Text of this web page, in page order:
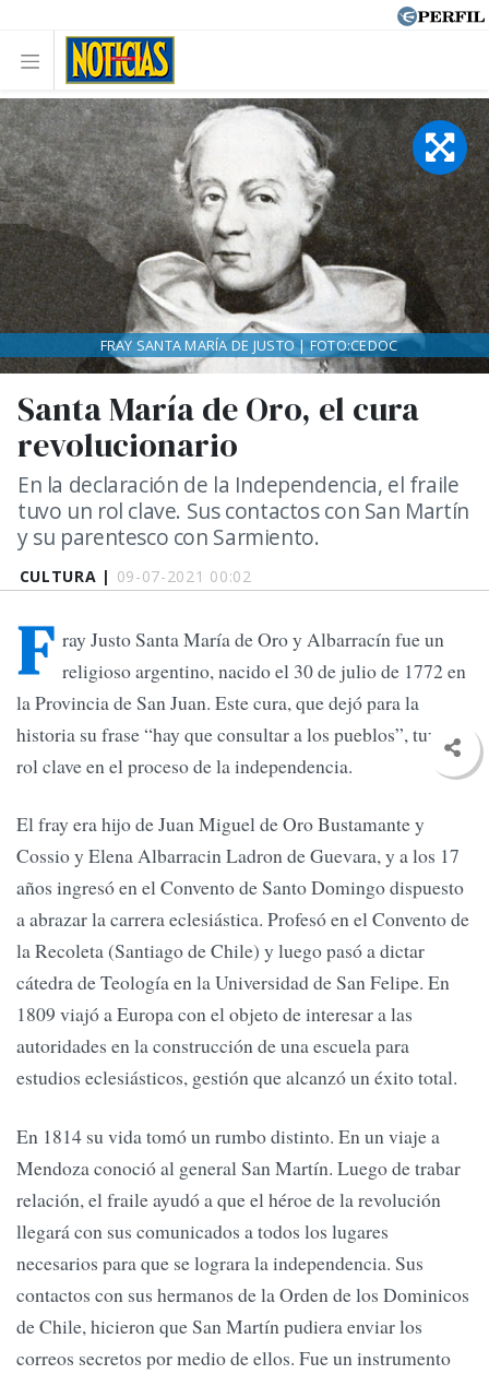
CULTURA | 09-07-2021 00:02
Santa María de Oro, el cura
revolucionario
En la declaración de la Independencia, el fraile
tuvo un rol clave. Sus contactos con San Martín
y su parentesco con Sarmiento.
FRAY SANTA MARÍA DE JUSTO | FOTO:CEDOC
F ray Justo Santa María de Oro y Albarracín fue un
religioso argentino, nacido el 30 de julio de 1772 en
la Provincia de San Juan. Este cura, que dejó para la
historia su frase “hay que consultar a los pueblos”, tuvo un
rol clave en el proceso de la independencia.
El fray era hijo de Juan Miguel de Oro Bustamante y
Cossio y Elena Albarracin Ladron de Guevara, y a los 17
años ingresó en el Convento de Santo Domingo dispuesto
a abrazar la carrera eclesiástica. Profesó en el Convento de
la Recoleta (Santiago de Chile) y luego pasó a dictar
cátedra de Teología en la Universidad de San Felipe. En
1809 viajó a Europa con el objeto de interesar a las
autoridades en la construcción de una escuela para
estudios eclesiásticos, gestión que alcanzó un éxito total.
En 1814 su vida tomó un rumbo distinto. En un viaje a
Mendoza conoció al general San Martín. Luego de trabar
relación, el fraile ayudó a que el héroe de la revolución
llegará con sus comunicados a todos los lugares
necesarios para que se lograra la independencia. Sus
contactos con sus hermanos de la Orden de los Dominicos
de Chile, hicieron que San Martín pudiera enviar los
correos secretos por medio de ellos. Fue un instrumento